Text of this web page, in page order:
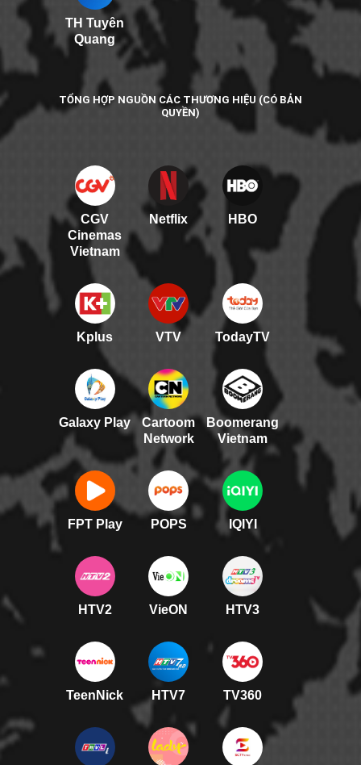
TH Tuyên
Quang
TỔNG HỢP NGUỒN CÁC THƯƠNG HIỆU (CÓ BẢN
QUYỀN)
CGV
Cinemas
Vietnam
Netflix HBO
Kplus VTV TodayTV
Galaxy Play
Cartoom
Network
Boomerang
Vietnam
FPT Play POPS IQIYI
HTV2 VieON HTV3
TeenNick HTV7 TV360